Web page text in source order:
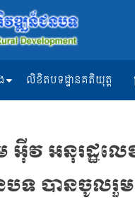
លិខិតបទដ្ឋានគតិយុត្ត
អ៊ីវ អនុរដ្ឋល
ទ បានចូលរួ